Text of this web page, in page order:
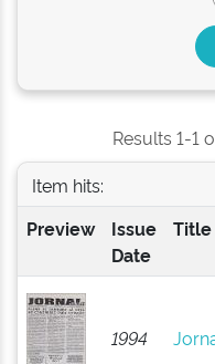
Results 1-1
Item hits:
Preview
Issue
Date
Title
1994